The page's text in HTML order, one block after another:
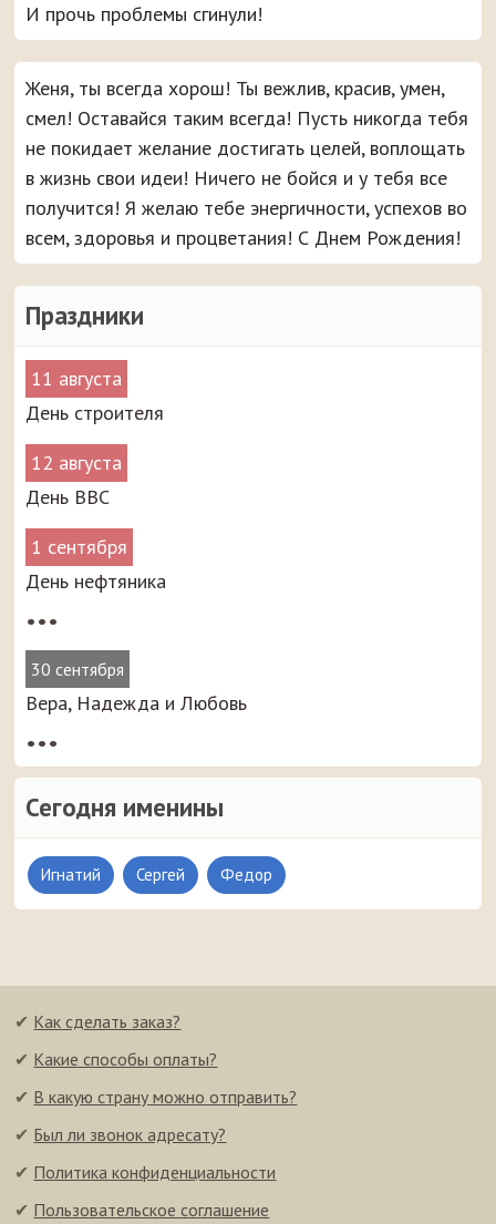
Праздники
11 августа
День строителя
12 августа
День ВВС
1 сентября
День нефтяника
•••
30 сентября
Вера, Надежда и Любовь
•••
Сегодня именины
Игнатий Сергей Федор
И прочь проблемы сгинули!
Женя, ты всегда хорош! Ты вежлив, красив, умен,
смел! Оставайся таким всегда! Пусть никогда тебя
не покидает желание достигать целей, воплощать
в жизнь свои идеи! Ничего не бойся и у тебя все
получится! Я желаю тебе энергичности, успехов во
всем, здоровья и процветания! С Днем Рождения!
✔ Как сделать заказ?
✔ Какие способы оплаты?
✔ В какую страну можно отправить?
✔ Был ли звонок адресату?
✔ Политика конфиденциальности
✔ Пользовательское соглашение